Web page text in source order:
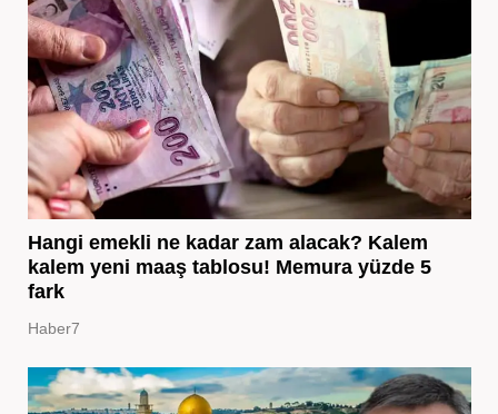
Hangi emekli ne kadar zam alacak? Kalem
kalem yeni maaş tablosu! Memura yüzde 5
fark
Haber7